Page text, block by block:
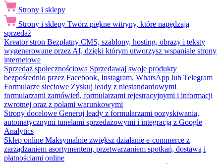
Strony i sklepy
Strony i sklepy Twórz piękne witryny, które napędzają
sprzedaż
Kreator stron Bezpłatny CMS, szablony, hosting, obrazy i teksty
wygenerowane przez AI, dzięki którym utworzysz wspaniałe strony
internetowe
Sprzedaż społecznościowa Sprzedawaj swoje produkty
bezpośrednio przez Facebook, Instagram, WhatsApp lub Telegram
Formularze sieciowe Zyskuj leady z niestandardowymi
formularzami zamówień, formularzami rejestracyjnymi i informacji
zwrotnej oraz z polami warunkowymi
Strony docelowe Generuj leady z formularzami pozyskiwania,
automatycznymi tunelami sprzedażowymi i integracją z Google
Analytics
Sklep online Maksymalnie zwiększ działanie e-commerce z
zarządzaniem asortymentem, przetwarzaniem spotkań, dostawą i
płatnościami online